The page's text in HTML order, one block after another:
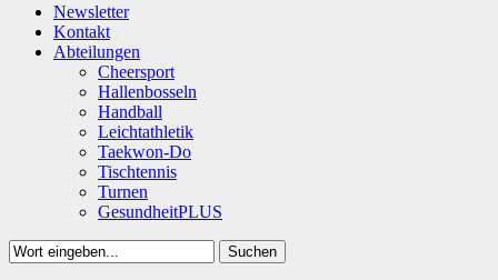
Newsletter
Kontakt
Abteilungen
Cheersport
Hallenbosseln
Handball
Leichtathletik
Taekwon-Do
Tischtennis
Turnen
GesundheitPLUS
Suchen